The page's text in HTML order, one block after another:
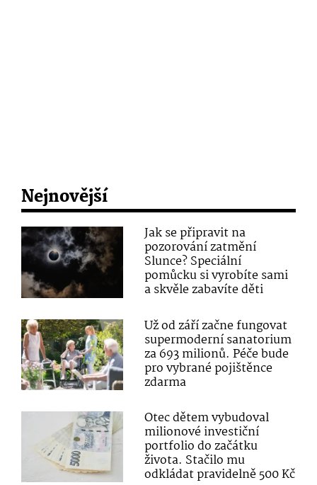
Nejnovější
Jak se připravit na
pozorování zatmění
Slunce? Speciální
pomůcku si vyrobíte sami
a skvěle zabavíte děti
Už od září začne fungovat
supermoderní sanatorium
za 693 milionů. Péče bude
pro vybrané pojištěnce
zdarma
Otec dětem vybudoval
milionové investiční
portfolio do začátku
života. Stačilo mu
odkládat pravidelně 500 Kč